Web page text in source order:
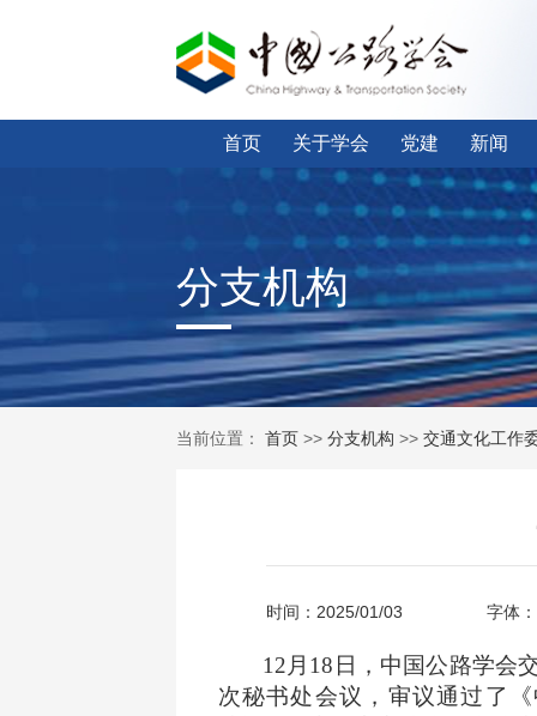
首页 关于学会 党建 新闻
分支机构
当前位置： 首页>> 分支机构 >> 交通文化工作
时间：2025/01/03 字体
12 月18日，中国公路学会
次秘书处会议，审议通过了